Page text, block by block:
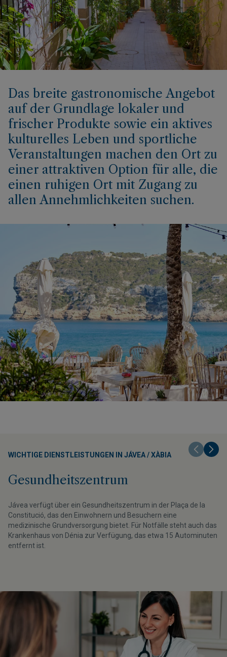
Das breite gastronomische Angebot
auf der Grundlage lokaler und
frischer Produkte sowie ein aktives
kulturelles Leben und sportliche
Veranstaltungen machen den Ort zu
einer attraktiven Option für alle, die
einen ruhigen Ort mit Zugang zu
allen Annehmlichkeiten suchen.
WICHTIGE DIENSTLEISTUNGEN IN JÁVEA / XÀBIA
Gesundheitszentrum
Jávea verfügt über ein Gesundheitszentrum in der Plaça de la
Constitució, das den Einwohnern und Besuchern eine
medizinische Grundversorgung bietet. Für Notfälle steht auch das
Krankenhaus von Dénia zur Verfügung, das etwa 15 Autominuten
entfernt ist.